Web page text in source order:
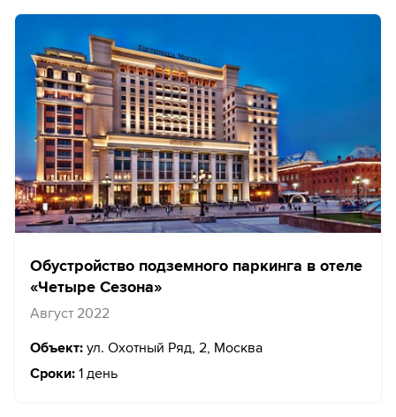
Обустройство подземного паркинга в отеле
«Четыре Сезона»
Август 2022
Объект: ул. Охотный Ряд, 2, Москва
Сроки: 1 день